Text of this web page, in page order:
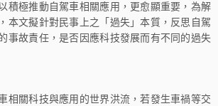
積極推動自駕車相關應用，更愈顯重要，為解
本文擬針對民事上之「過失」本質，反思自駕
事故責任，是否因應科技發展而有不同的過失
關科技與應用的世界洪流，若發生車禍等交